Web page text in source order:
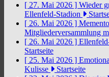
[ 27. Mai 2026 ] Wieder
Ellenfeld-Stadion
[ 26. Mai 2026 ]
Mitgliederversammlung
[ 26. Mai 2026 ]
Startseite
[ 25. Mai 2026 ]
Kulisse
Startseite